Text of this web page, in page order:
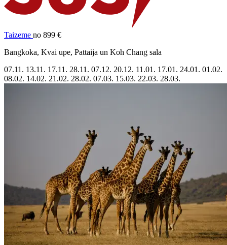
Taizeme no 899 €
Bangkoka, Kvai upe, Pattaija un Koh Chang sala
07.11. 13.11. 17.11. 28.11. 07.12. 20.12. 11.01. 17.01. 24.01. 01.02.
08.02. 14.02. 21.02. 28.02. 07.03. 15.03. 22.03. 28.03.